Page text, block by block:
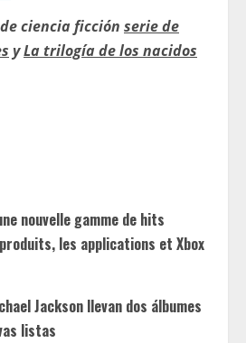
ciencia ficción serie de
yLa trilogía de los nacidos
nouvelle gamme de hits
les applications et Xbox
Jackson llevan dos álbumes
listas